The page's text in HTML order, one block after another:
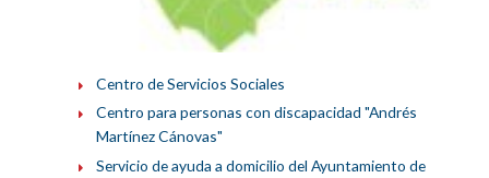
Centro de Servicios Sociales
Centro para personas con discapacidad "Andrés
Martínez Cánovas"
Servicio de ayuda a domicilio del Ayuntamiento de